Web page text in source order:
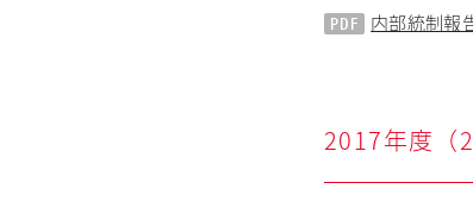
内部統制報
2017年度（